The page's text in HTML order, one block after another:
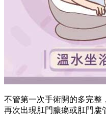
不管第一次手術開的多完整
再次出現肛門膿瘍或肛門廔